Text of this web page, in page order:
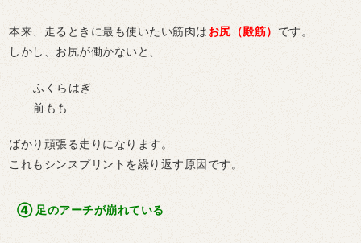
本来、走るときに最も使いたい筋肉はお尻（殿筋） です。
しかし、お尻が働かないと、
ふくらはぎ
前もも
ばかり頑張る走りになります。
これもシンスプリントを繰り返す原因です。
④足のアーチが崩れている